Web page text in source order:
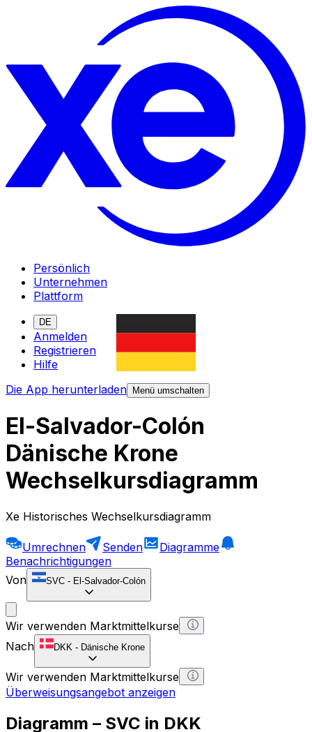
Persönlich
Unternehmen
Plattform
DE
Anmelden
Registrieren
Hilfe
Die App herunterladen
Menü umschalten
El-Salvador-Colón
Dänische Krone
Wechselkursdiagramm
Xe Historisches Wechselkursdiagramm
Umrechnen Senden
Diagramme
Benachrichtigungen
Von
SVC - El-Salvador-Colón
Wir verwenden Marktmittelkurse
Nach
DKK - Dänische Krone
Wir verwenden Marktmittelkurse
Überweisungsangebot anzeigen
Diagramm – SVC in DKK